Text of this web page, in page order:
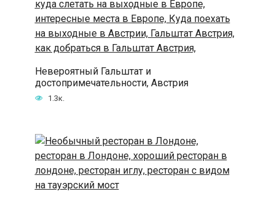
Невероятный Гальштат и
достопримечательности, Австрия
1.3к.